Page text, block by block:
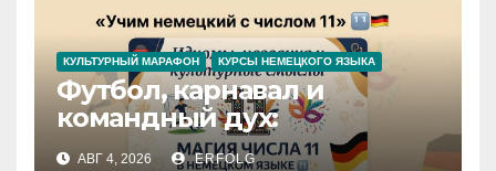
КУЛЬТУРНЫЙ МАРАФОН КУРСЫ НЕМЕЦКОГО ЯЗЫКА
Футбол, карнавал и
командный дух:
раскрываем секреты числа
АВГ 4, 2026 ERFOLG